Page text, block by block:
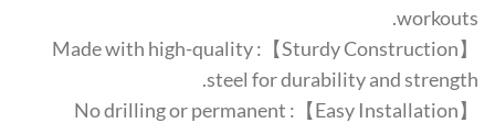
workouts.
【Sturdy Construction】: Made with high-quality
steel for durability and strength.
【Easy Installation】: No drilling or permanent